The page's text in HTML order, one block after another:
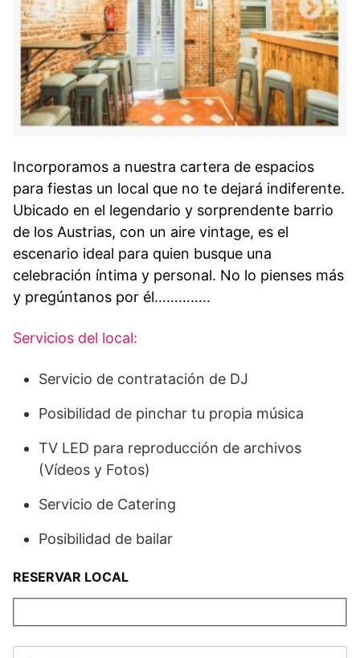
Incorporamos a nuestra cartera de espacios
para fiestas un local que no te dejará indiferente.
Ubicado en el legendario y sorprendente barrio
de los Austrias, con un aire vintage, es el
escenario ideal para quien busque una
celebración íntima y personal. No lo pienses más
y pregúntanos por él…………..
Servicios del local:
Servicio de contratación de DJ
Posibilidad de pinchar tu propia música
TV LED para reproducción de archivos
(Vídeos y Fotos)
Servicio de Catering
Posibilidad de bailar
RESERVAR LOCAL